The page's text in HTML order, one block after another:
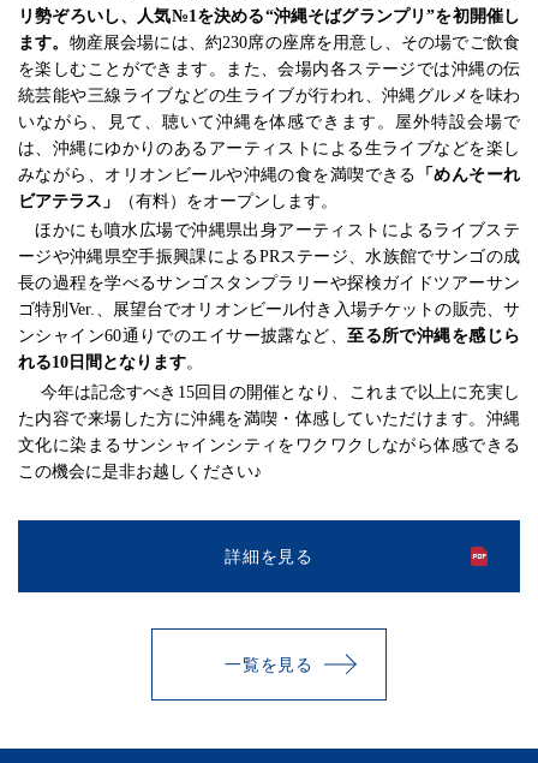
リ勢ぞろいし、人気№1 を決める“沖縄そばグランプリ”を初開催し
ます。 物産展会場には、約230席の座席を用意し、その場でご飲食
を楽しむことができます。また、会場内各ステージでは沖縄の伝
統芸能や三線ライブなどの生ライブが行われ、沖縄グルメを味わ
いながら、見て、聴いて沖縄を体感できます。屋外特設会場で
は、沖縄にゆかりのあるアーティストによる生ライブなどを楽し
みながら、オリオンビールや沖縄の食を満喫できる
「めんそーれ
ビアテラス」
（有料）をオープンします。
ほかにも噴水広場で沖縄県出身アーティストによるライブステ
ージや沖縄県空手振興課によるPRステージ、水族館でサンゴの成
長の過程を学べるサンゴスタンプラリーや探検ガイドツアーサン
ゴ特別Ver. 、展望台でオリオンビール付き入場チケットの販売、サ
ンシャイン60通りでのエイサー披露など、至る所で沖縄を感じら
れる10 日間となります。
今年は記念すべき 15回目の開催となり、これまで以上に充実し
た内容で来場した方に沖縄を満喫・体感していただけます。沖縄
文化に染まるサンシャインシティをワクワクしながら体感できる
この機会に是非お越しください♪
詳細を見る
一覧を見る